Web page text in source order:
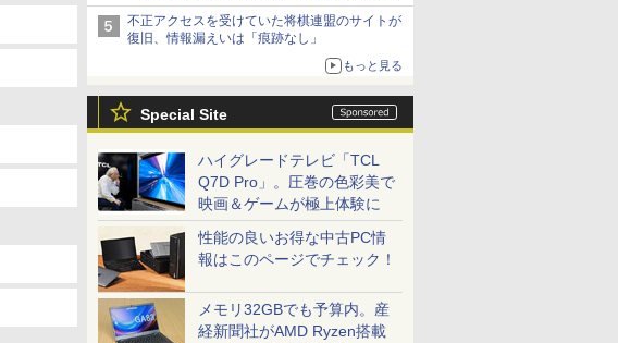
【やじうまWatch】
不正アクセスを受けていた将棋連盟のサイトが
復旧、情報漏えいは「痕跡なし」
もっと見る
Special Site
ハイグレードテレビ「TCL
Q7D Pro」。圧巻の色彩美で
映画＆ゲームが極上体験に
性能の良いお得な中古PC情
報はこのページでチェック！
メモリ32GBでも予算内。産
経新聞社がAMD Ryzen搭載